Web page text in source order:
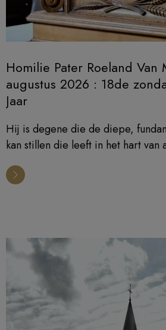
Homilie Pater Roeland Van
augustus 2026 : 18de
Jaar
Hij is degene die de diepe,
kan stillen die leeft in het hart van